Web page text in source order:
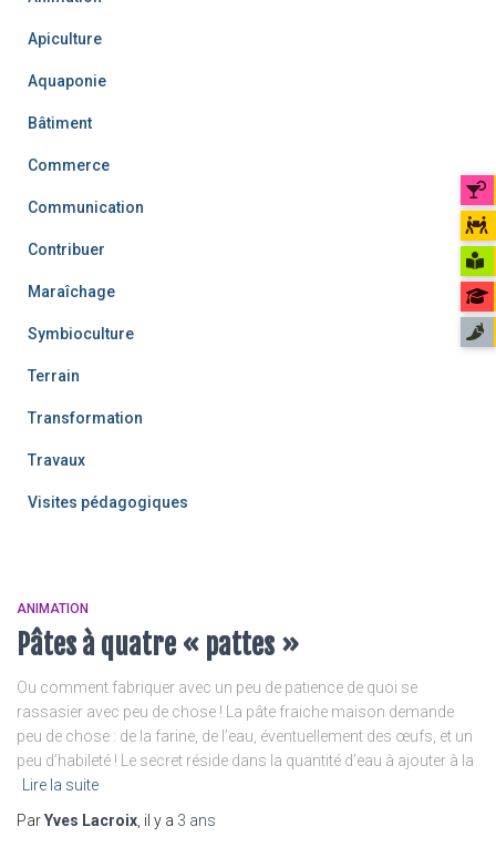
Apiculture
Aquaponie
Bâtiment
Commerce
Communication
Contribuer
Maraîchage
Symbioculture
Terrain
Transformation
Travaux
Visites pédagogiques
ANIMATION
Pâtes à quatre « pattes »
Ou comment fabriquer avec un peu de patience de quoi se
rassasier avec peu de chose ! La pâte fraiche maison demande
peu de chose : de la farine, de l’eau, éventuellement des œufs, et un
peu d’habileté ! Le secret réside dans la quantité d’eau à ajouter à la
Lire la suite
ParYves Lacroix , il y a 3 ans